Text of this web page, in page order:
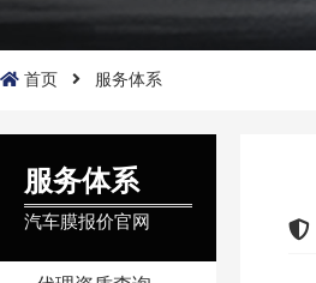
首页 服务体系
服务体系
汽车膜报价官网